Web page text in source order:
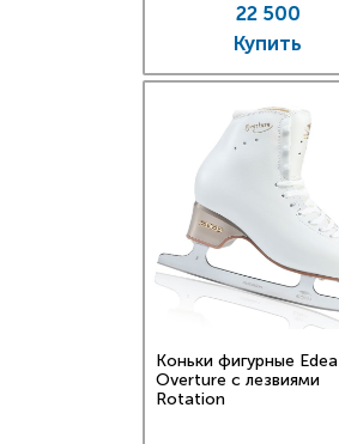
22 500
Купить
Коньки фигурные Edea
Overture с лезвиями
Rotation